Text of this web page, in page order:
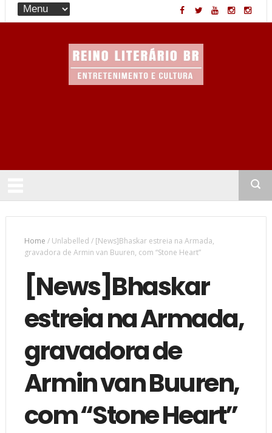
Home /Unlabelled / [News]Bhaskar estreia na Armada,
gravadora de Armin van Buuren, com “Stone Heart”
[News]Bhaskar
estreia na Armada,
gravadora de
Armin van Buuren,
com “Stone Heart”